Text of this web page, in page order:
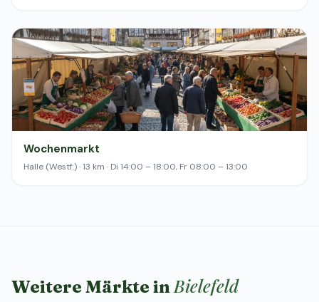
Wochenmarkt
Halle (Westf.) · 13 km · Di 14:00 – 18:00, Fr 08:00 – 13:00
Weitere Märkte inBielefeld